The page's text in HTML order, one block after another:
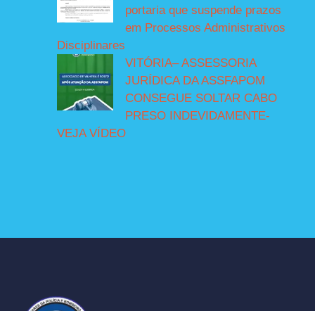
portaria que suspende prazos
em Processos Administrativos
Disciplinares
VITÓRIA– ASSESSORIA
JURÍDICA DA ASSFAPOM
CONSEGUE SOLTAR CABO
PRESO INDEVIDAMENTE-
VEJA VÍDEO